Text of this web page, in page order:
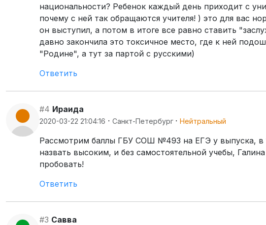
национальности? Ребенок каждый день приходит с
почему с ней так обращаются учителя! ) это для вас
он выступил, а потом в итоге все равно ставить
давно закончила это токсичное место, где к ней
"Родине", а тут за партой с русскими)
Ответить
#4 Ираида
2020-03-22 21:04:16 · Санкт-Петербург · Нейтральный
Рассмотрим баллы ГБУ СОШ №493 на ЕГЭ у выпуска, в
назвать высоким, и без самостоятельной учебы,
пробовать!
Ответить
#3 Савва